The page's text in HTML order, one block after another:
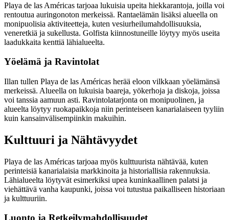
Playa de las Américas tarjoaa lukuisia upeita hiekkarantoja, joilla voi
rentoutua auringonoton merkeissä. Rantaelämän lisäksi alueella on
monipuolisia aktiviteetteja, kuten vesiurheilumahdollisuuksia,
veneretkiä ja sukellusta. Golfista kiinnostuneille löytyy myös useita
laadukkaita kenttiä lähialueelta.
Yöelämä ja Ravintolat
Illan tullen Playa de las Américas herää eloon vilkkaan yöelämänsä
merkeissä. Alueella on lukuisia baareja, yökerhoja ja diskoja, joissa
voi tanssia aamuun asti. Ravintolatarjonta on monipuolinen, ja
alueelta löytyy ruokapaikkoja niin perinteiseen kanarialaiseen tyyliin
kuin kansainvälisempiinkin makuihin.
Kulttuuri ja Nähtävyydet
Playa de las Américas tarjoaa myös kulttuurista nähtävää, kuten
perinteisiä kanarialaisia markkinoita ja historiallisia rakennuksia.
Lähialueelta löytyvät esimerkiksi upea kuninkaallinen palatsi ja
viehättävä vanha kaupunki, joissa voi tutustua paikalliseen historiaan
ja kulttuuriin.